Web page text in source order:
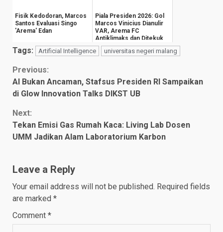
Fisik Kedodoran, Marcos
Santos Evaluasi Singo
'Arema' Edan
Piala Presiden 2026: Gol
Marcos Vinicius Dianulir
VAR, Arema FC
Antiklimaks dan Ditekuk
Persija 1-3
Tags: Artificial Intelligence universitas negeri malang
Continue
Reading
Previous:
AI Bukan Ancaman, Stafsus Presiden RI Sampaikan
di Glow Innovation Talks DIKST UB
Next:
Tekan Emisi Gas Rumah Kaca: Living Lab Dosen
UMM Jadikan Alam Laboratorium Karbon
Leave a Reply
Your email address will not be published. Required fields
are marked *
Comment *